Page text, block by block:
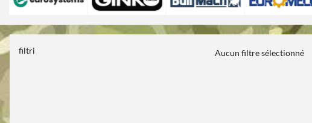
filtri Aucun filtre sélectionné